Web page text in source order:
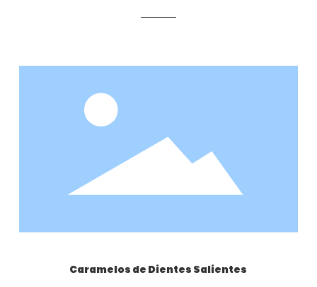
Caramelos de Dientes Salientes